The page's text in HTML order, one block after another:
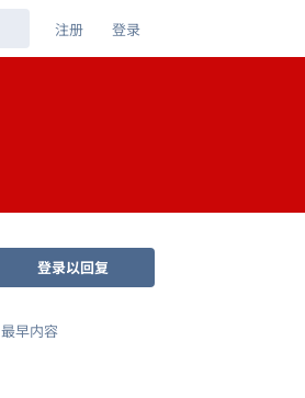
注册 登录
登录以回复
最早内容